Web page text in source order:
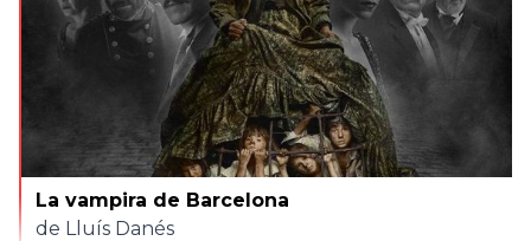
La vampira de Barcelona
de Lluís Danés